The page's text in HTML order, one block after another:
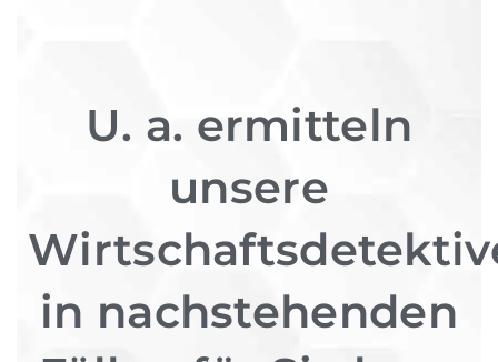
U. a. ermitteln
unsere
in nachstehenden